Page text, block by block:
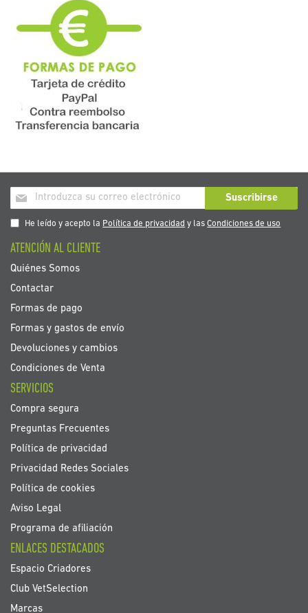
Inscríbase
a
nuestro
de
noticias:
Suscribirse
He leído y acepto la Política de privacidad y lasCondiciones de uso
ATENCIÓN AL CLIENTE
Quiénes Somos
Contactar
Formas de pago
Formas y gastos de envío
Devoluciones y cambios
Condiciones de Venta
SERVICIOS
Compra segura
Preguntas Frecuentes
Política de privacidad
Privacidad Redes Sociales
Política de cookies
Aviso Legal
Programa de afiliación
ENLACES DESTACADOS
Espacio Criadores
Club VetSelection
Marcas